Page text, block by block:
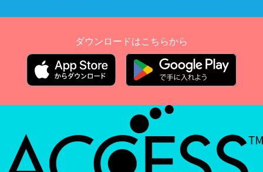
ダウンロードはこちらから